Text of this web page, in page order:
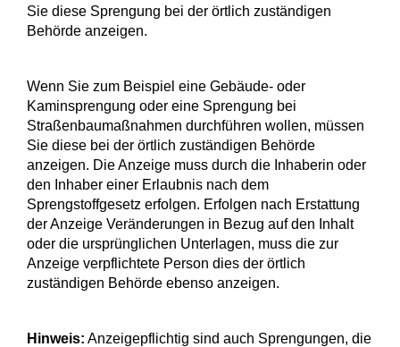
Sie diese Sprengung bei der örtlich zuständigen
Behörde anzeigen.
Wenn Sie zum Beispiel eine Gebäude- oder
Kaminsprengung oder eine Sprengung bei
Straßenbaumaßnahmen durchführen wollen, müssen
Sie diese bei der örtlich zuständigen Behörde
anzeigen. Die Anzeige muss durch die Inhaberin oder
den Inhaber einer Erlaubnis nach dem
Sprengstoffgesetz erfolgen. Erfolgen nach Erstattung
der Anzeige Veränderungen in Bezug auf den Inhalt
oder die ursprünglichen Unterlagen, muss die zur
Anzeige verpflichtete Person dies der örtlich
zuständigen Behörde ebenso anzeigen.
Hinweis: Anzeigepflichtig sind auch Sprengungen, die